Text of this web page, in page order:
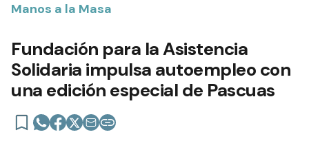
Manos a la Masa
Fundación para la Asistencia
Solidaria impulsa autoempleo con
una edición especial de Pascuas